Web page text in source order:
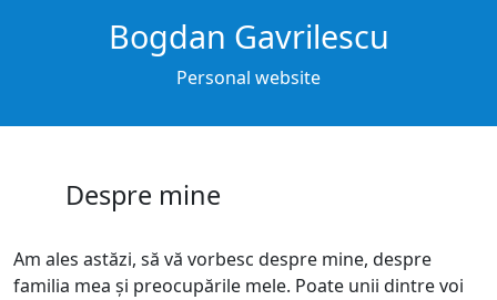
Bogdan Gavrilescu
Personal website
Despre mine
Am ales astăzi, să vă vorbesc despre mine, despre
familia mea și preocupările mele. Poate unii dintre voi